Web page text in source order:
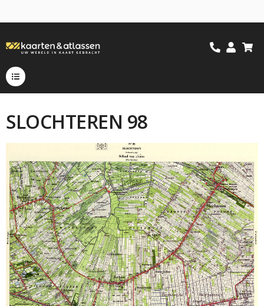
SLOCHTEREN 98